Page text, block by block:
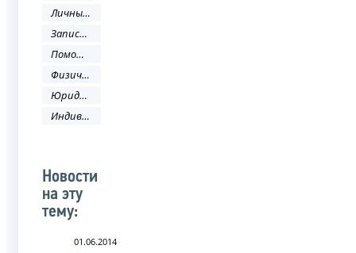
Личный кабинет
Запись на прием
Помощь налогоплательщику
Физическое лицо
Юридическое лицо
Индивидуальный предприниматель
Новости
на эту
тему:
01.06.2014